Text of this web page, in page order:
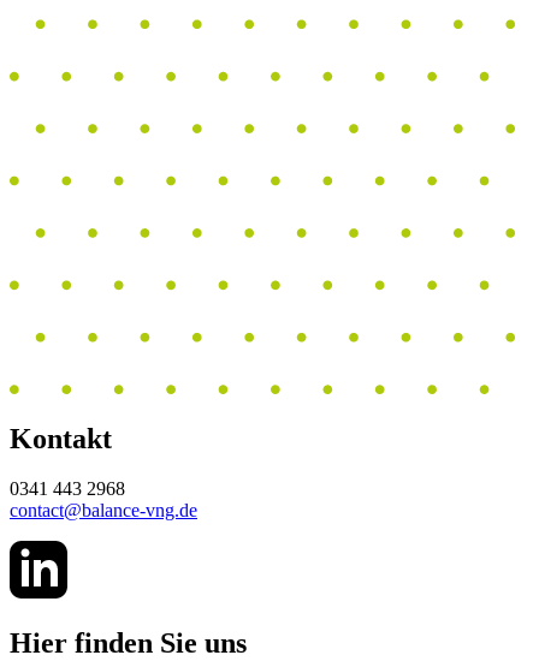
Kontakt
0341 443 2968
contact@balance-vng.de
Hier finden Sie uns